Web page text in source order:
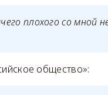
плохого со мной
общество»: